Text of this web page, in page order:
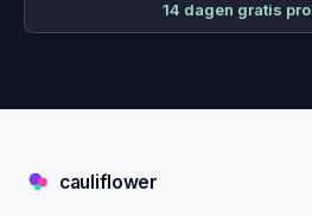
14 dagen gratis
cauliflower